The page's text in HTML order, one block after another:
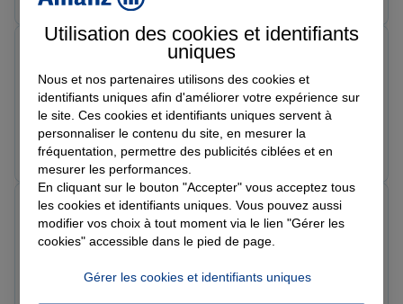
Le 20/07/2026 - Agence LONS LE SAUNIER
Excellent accueil.
Prendre un RDV Voir l'agence
Note de 5 sur 5
Le 20/07/2026 - Agence LONS LE SAUNIER
elle a été à l'écoute et à trouver est-ce qu'il nous fallait
Stephane
Utilisation des cookies et identifiants
uniques
Nous et nos partenaires utilisons des cookies et
identifiants uniques afin d'améliorer votre expérience sur
le site. Ces cookies et identifiants uniques servent à
personnaliser le contenu du site, en mesurer la
fréquentation, permettre des publicités ciblées et en
mesurer les performances.
En cliquant sur le bouton "Accepter" vous acceptez tous
les cookies et identifiants uniques. Vous pouvez aussi
modifier vos choix à tout moment via le lien "Gérer les
cookies" accessible dans le pied de page.
Gérer les cookies et identifiants uniques